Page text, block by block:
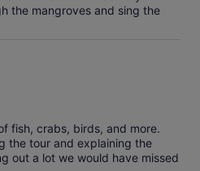
the mangroves and sing the
fish, crabs, birds, and more.
the tour and explaining the
out a lot we would have missed